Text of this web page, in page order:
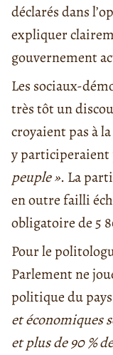
déclarés dans
expliquer
gouvernement
Les sociaux-
très tôt un
croyaient pas à
y
peuple ». La
en outre failli
obligatoire de 5
Pour le
Parlement ne
politique du
et économiques
et plus de 90 %